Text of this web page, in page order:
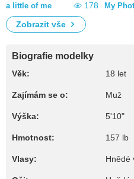
a little of me 178 My
Zobrazit vše
Biografie modelky
Věk: 18 let
Zajímám se o: Muž
Výška: 5'10"
Hmotnost: 157 lb
Vlasy: Hnědé